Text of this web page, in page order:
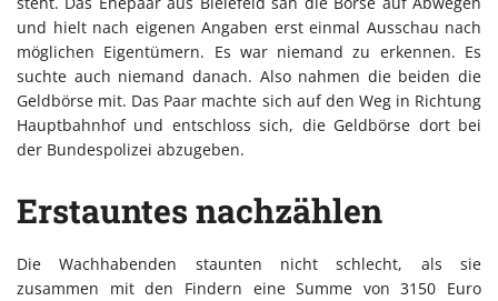
und hielt nach eigenen Angaben erst einmal Ausschau nach
möglichen Eigentümern. Es war niemand zu erkennen. Es
suchte auch niemand danach. Also nahmen die beiden die
Geldbörse mit. Das Paar machte sich auf den Weg in Richtung
Hauptbahnhof und entschloss sich, die Geldbörse dort bei
der Bundespolizei abzugeben.
Erstauntes nachzählen
Die Wachhabenden staunten nicht schlecht, als sie
zusammen mit den Findern eine Summe von 3150 Euro